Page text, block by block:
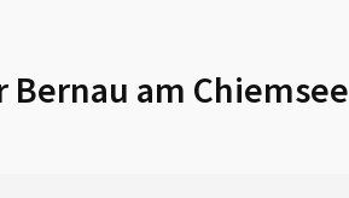
Bernau am Chiemsee